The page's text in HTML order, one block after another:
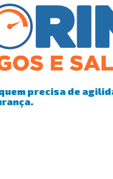
precisa de